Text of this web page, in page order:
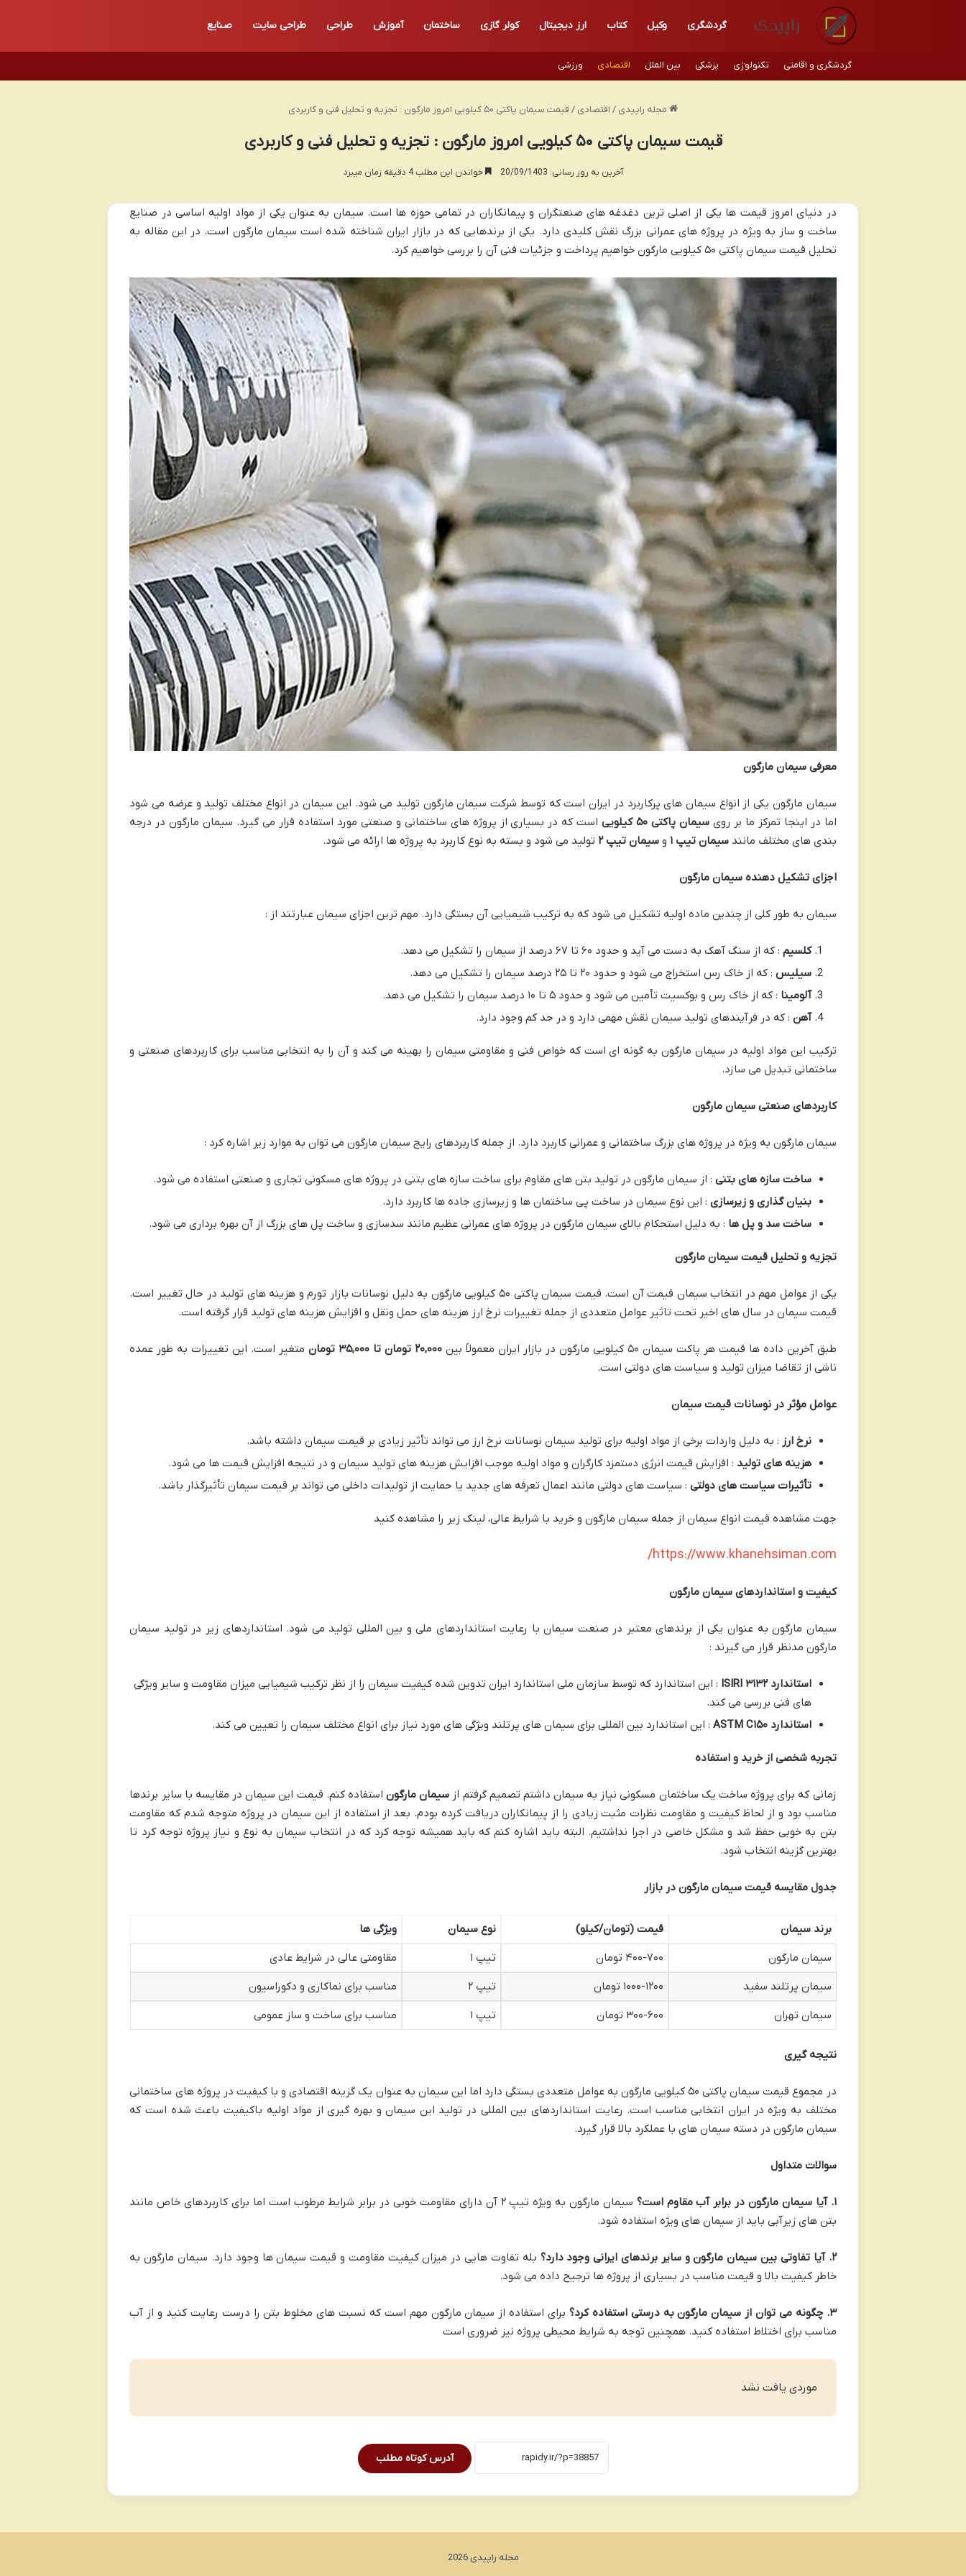
گردشگری وکیل کتاب ارز دیجیتال کولر گازی ساختمان آموزش طراحی طراحی سایت صنایع
گردشگری و اقامتی تکنولوژی پزشکی بین الملل اقتصادی ورزشی
مجله راپیدی / اقتصادی / قیمت سیمان پاکتی ۵۰ کیلویی امروز مارگون : تجزیه و تحلیل فنی و کاربردی
قیمت سیمان پاکتی ۵۰ کیلویی امروز مارگون : تجزیه و تحلیل فنی و کاربردی
آخرین به روز رسانی: 20/09/1403 خواندن این مطلب 4 دقیقه زمان میبرد
در دنیای امروز قیمت ها یکی از اصلی ترین دغدغه های صنعتگران و پیمانکاران در تمامی حوزه ها است. سیمان به عنوان یکی از مواد اولیه اساسی در صنایع
ساخت و ساز به ویژه در پروژه های عمرانی بزرگ نقش کلیدی دارد. یکی از برندهایی که در بازار ایران شناخته شده است سیمان مارگون است. در این مقاله به
تحلیل قیمت سیمان پاکتی ۵۰ کیلویی مارگون خواهیم پرداخت و جزئیات فنی آن را بررسی خواهیم کرد.
معرفی سیمان مارگون
سیمان مارگون یکی از انواع سیمان های پرکاربرد در ایران است که توسط شرکت سیمان مارگون تولید می شود. این سیمان در انواع مختلف تولید و عرضه می شود
اما در اینجا تمرکز ما بر روی سیمان پاکتی ۵۰کیلوییاست که در بسیاری از پروژه های ساختمانی و صنعتی مورد استفاده قرار می گیرد. سیمان مارگون در درجه
بندی های مختلف مانندسیمان تیپ۱ وسیمان تیپ۲ تولید می شود و بسته به نوع کاربرد به پروژه ها ارائه می شود.
اجزای تشکیل دهنده سیمان مارگون
سیمان به طور کلی از چندین ماده اولیه تشکیل می شود که به ترکیب شیمیایی آن بستگی دارد. مهم ترین اجزای سیمان عبارتند از :
کلسیم : که از سنگ آهک به دست می آید و حدود ۶۰ تا ۶۷ درصد از سیمان را تشکیل می دهد.
سیلیس : که از خاک رس استخراج می شود و حدود ۲۰ تا ۲۵ درصد سیمان را تشکیل می دهد.
آلومینا : که از خاک رس و بوکسیت تأمین می شود و حدود ۵ تا ۱۰ درصد سیمان را تشکیل می دهد.
آهن : که در فرآیندهای تولید سیمان نقش مهمی دارد و در حد کم وجود دارد.
ترکیب این مواد اولیه در سیمان مارگون به گونه ای است که خواص فنی و مقاومتی سیمان را بهینه می کند و آن را به انتخابی مناسب برای کاربردهای صنعتی و
ساختمانی تبدیل می سازد.
کاربردهای صنعتی سیمان مارگون
سیمان مارگون به ویژه در پروژه های بزرگ ساختمانی و عمرانی کاربرد دارد. از جمله کاربردهای رایج سیمان مارگون می توان به موارد زیر اشاره کرد :
ساخت سازه های بتنی : از سیمان مارگون در تولید بتن های مقاوم برای ساخت سازه های بتنی در پروژه های مسکونی تجاری و صنعتی استفاده می شود.
بنیان گذاری و زیرسازی : این نوع سیمان در ساخت پی ساختمان ها و زیرسازی جاده ها کاربرد دارد.
ساخت سد و پل ها : به دلیل استحکام بالای سیمان مارگون در پروژه های عمرانی عظیم مانند سدسازی و ساخت پل های بزرگ از آن بهره برداری می شود.
تجزیه و تحلیل قیمت سیمان مارگون
یکی از عوامل مهم در انتخاب سیمان قیمت آن است. قیمت سیمان پاکتی ۵۰ کیلویی مارگون به دلیل نوسانات بازار تورم و هزینه های تولید در حال تغییر است.
قیمت سیمان در سال های اخیر تحت تاثیر عوامل متعددی از جمله تغییرات نرخ ارز هزینه های حمل ونقل و افزایش هزینه های تولید قرار گرفته است.
طبق آخرین داده ها قیمت هر پاکت سیمان ۵۰ کیلویی مارگون در بازار ایران معمولاً بین ۲۰,۰۰۰ تومان تا ۳۵,۰۰۰ تومانمتغیر است. این تغییرات به طور عمده
ناشی از تقاضا میزان تولید و سیاست های دولتی است.
عوامل مؤثر در نوسانات قیمت سیمان
نرخ ارز : به دلیل واردات برخی از مواد اولیه برای تولید سیمان نوسانات نرخ ارز می تواند تأثیر زیادی بر قیمت سیمان داشته باشد.
هزینه های تولید : افزایش قیمت انرژی دستمزد کارگران و مواد اولیه موجب افزایش هزینه های تولید سیمان و در نتیجه افزایش قیمت ها می شود.
تأثیرات سیاست های دولتی : سیاست های دولتی مانند اعمال تعرفه های جدید یا حمایت از تولیدات داخلی می تواند بر قیمت سیمان تأثیرگذار باشد.
جهت مشاهده قیمت انواع سیمان از جمله سیمان مارگون و خرید با شرایط عالی، لینک زیر را مشاهده کنید
https://www.khanehsiman.com/
کیفیت و استانداردهای سیمان مارگون
سیمان مارگون به عنوان یکی از برندهای معتبر در صنعت سیمان با رعایت استانداردهای ملی و بین المللی تولید می شود. استانداردهای زیر در تولید سیمان
مارگون مدنظر قرار می گیرند :
استاندارد ISIRI۳۱۳۲
: این استاندارد که توسط سازمان ملی استاندارد ایران تدوین شده کیفیت سیمان را از نظر ترکیب شیمیایی میزان مقاومت و سایر ویژگی
های فنی بررسی می کند.
استاندارد ASTM C۱۵۰ : این استاندارد بین المللی برای سیمان های پرتلند ویژگی های مورد نیاز برای انواع مختلف سیمان را تعیین می کند.
تجربه شخصی از خرید و استفاده
زمانی که برای پروژه ساخت یک ساختمان مسکونی نیاز به سیمان داشتم تصمیم گرفتم از سیمان مارگوناستفاده کنم. قیمت این سیمان در مقایسه با سایر برندها
مناسب بود و از لحاظ کیفیت و مقاومت نظرات مثبت زیادی را از پیمانکاران دریافت کرده بودم. بعد از استفاده از این سیمان در پروژه متوجه شدم که مقاومت
بتن به خوبی حفظ شد و مشکل خاصی در اجرا نداشتیم. البته باید اشاره کنم که باید همیشه توجه کرد که در انتخاب سیمان به نوع و نیاز پروژه توجه کرد تا
بهترین گزینه انتخاب شود.
جدول مقایسه قیمت سیمان مارگون در بازار
برند سیمان قیمت (تومان/کیلو) نوع سیمان
ویژگی ها
سیمان مارگون
۴۰۰-۷۰۰ تومان تیپ ۱
مقاومتی عالی در شرایط عادی
سیمان پرتلند سفید
۱۰۰۰-۱۲۰۰ تومان تیپ ۲
مناسب برای نماکاری و دکوراسیون
سیمان تهران
۳۰۰-۶۰۰ تومان تیپ ۱ مناسب برای ساخت و ساز عمومی
نتیجه گیری
در مجموع قیمت سیمان پاکتی ۵۰ کیلویی مارگون به عوامل متعددی بستگی دارد اما این سیمان به عنوان یک گزینه اقتصادی و با کیفیت در پروژه های ساختمانی
مختلف به ویژه در ایران انتخابی مناسب است. رعایت استانداردهای بین المللی در تولید این سیمان و بهره گیری از مواد اولیه باکیفیت باعث شده است که
سیمان مارگون در دسته سیمان های با عملکرد بالا قرار گیرد.
سوالات متداول
۱.آیا سیمان مارگون در برابر آب مقاوم است؟
سیمان مارگون به ویژه تیپ ۲ آن دارای مقاومت خوبی در برابر شرایط مرطوب است اما برای کاربردهای خاص مانند
بتن های زیرآبی باید از سیمان های ویژه استفاده شود.
۲.آیا تفاوتی بین سیمان مارگون و سایر برندهای ایرانی وجود دارد؟ بله تفاوت هایی در میزان کیفیت مقاومت و قیمت سیمان ها وجود دارد. سیمان مارگون به
خاطر کیفیت بالا و قیمت مناسب در بسیاری از پروژه ها ترجیح داده می شود.
۳. چگونه می توان از سیمان مارگون به درستی استفاده کرد؟ برای استفاده از سیمان مارگون مهم است که نسبت های مخلوط بتن را درست رعایت کنید و از آب
مناسب برای اختلاط استفاده کنید. همچنین توجه به شرایط محیطی پروژه نیز ضروری است
موردی یافت نشد
آدرس کوتاه مطلب
مجله راپیدی 2026